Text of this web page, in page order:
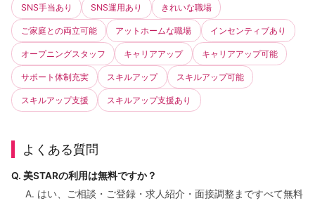
SNS手当あり SNS運用あり きれいな職場
ご家庭との両立可能 アットホームな職場 インセンティブあり
オープニングスタッフ キャリアアップ キャリアアップ可能
サポート体制充実 スキルアップ スキルアップ可能
スキルアップ支援 スキルアップ支援あり
よくある質問
Q. 美STARの利用は無料ですか？
A. はい、ご相談・ご登録・求人紹介・面接調整まですべて無料